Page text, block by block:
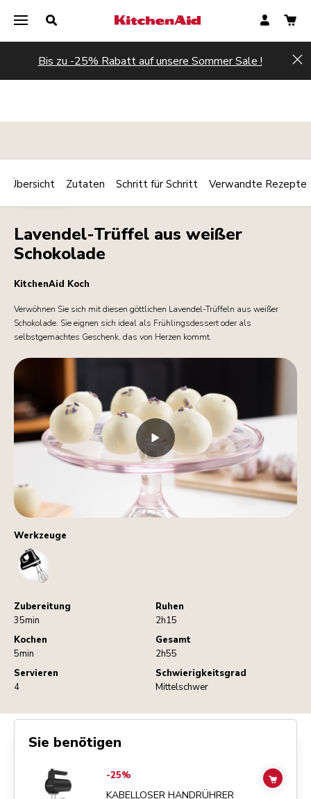
Bis zu -25% Rabatt auf unsere Sommer Sale !
Werkzeuge
HandMixer
Zubereitung
35min
Ruhen
2h15
Kochen
5min
Gesamt
2h55
Servieren
4
Schwierigkeitsgrad
Mittelschwer
DESSERTS Print
Share
Lavendel-Trüffel aus weißer
Schokolade
KitchenAid Koch
Verwöhnen Sie sich mit diesen göttlichen Lavendel-Trüffeln aus weißer
Schokolade. Sie eignen sich ideal als Frühlingsdessert oder als
selbstgemachtes Geschenk, das von Herzen kommt.
Übersicht Zutaten Schritt für Schritt Verwandte Rezepte
Sie benötigen
Go toKABELLOSER HANDRÜHRER MIT AKKU – KITCHENAID GO
-25%
KABELLOSER HANDRÜHRER
ADD